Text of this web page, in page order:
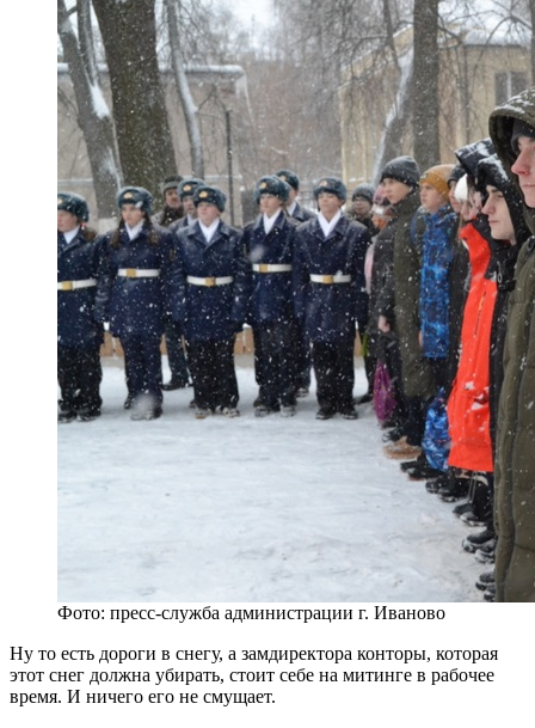
Фото: пресс-служба администрации г. Иваново
Ну то есть дороги в снегу, а замдиректора конторы, которая
этот снег должна убирать, стоит себе на митинге в рабочее
время. И ничего его не смущает.